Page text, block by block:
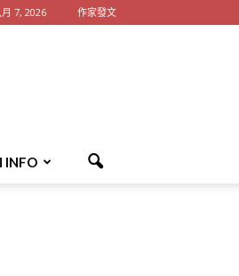
7, 2026 作家發文
INFO